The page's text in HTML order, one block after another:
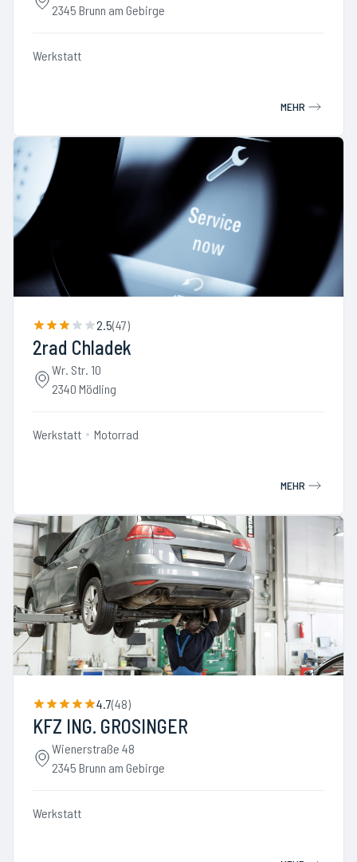
2345 Brunn am Gebirge
Werkstatt
MEHR
2.5(47)
2rad Chladek
Wr. Str. 10
2340 Mödling
Werkstatt Motorrad
MEHR
4.7(48)
KFZ ING. GROSINGER
Wienerstraße 48
2345 Brunn am Gebirge
Werkstatt